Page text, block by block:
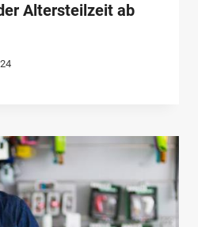
Altersteilzeit ab